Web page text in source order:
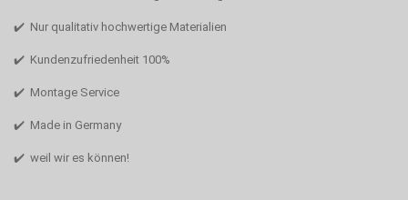
✔️ Nur qualitativ hochwertige Materialien
✔️ Kundenzufriedenheit 100%
✔️ Montage Service
✔️ Made in Germany
✔️ weil wir es können!